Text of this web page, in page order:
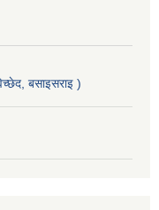
बसाइसराइ )